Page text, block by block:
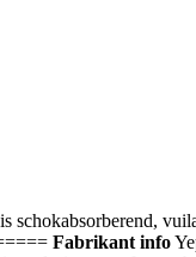
Fabrikant info